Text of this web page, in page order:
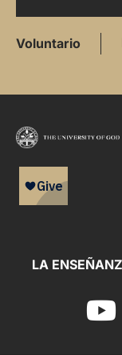
Voluntario
LA